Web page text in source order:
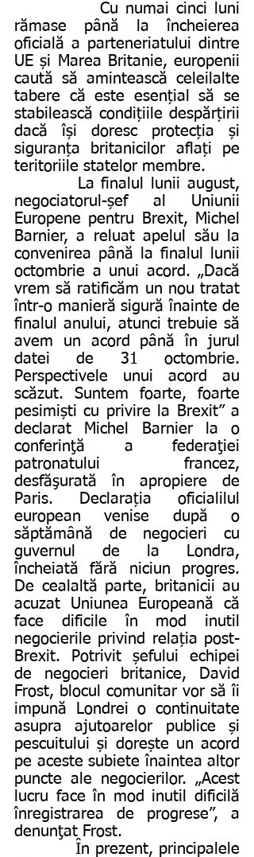
rămase până la încheierea
oficială a parteneriatului dintre
UE și Marea Britanie, europenii
caută să amintească celeilalte
tabere că este esențial să se
stabilească condițiile despărțirii
dacă își doresc protecția și
siguranța britanicilor aflați pe
teritoriile statelor membre.
negociatorul-șef al Uniunii
Europene pentru Brexit, Michel
Barnier, a reluat apelul său la
convenirea până la finalul lunii
octombrie a unui acord. „Dacă
vrem să ratificăm un nou tratat
într-o manieră sigură înainte de
finalul anului, atunci trebuie să
avem un acord până în jurul
datei de 31 octombrie.
Perspectivele unui acord au
scăzut. Suntem foarte, foarte
pesimiști cu privire la Brexit” a
declarat Michel Barnier la o
conferinţă a federaţiei
patronatului francez,
desfăşurată în apropiere de
Paris. Declarația oficialilul
european venise după o
săptămână de negocieri cu
guvernul de la Londra,
încheiată fără niciun progres.
De cealaltă parte, britanicii au
acuzat Uniunea Europeană că
face dificile în mod inutil
negocierile privind relația post-
Brexit. Potrivit șefului echipei
de negocieri britanice, David
Frost, blocul comunitar vor să îi
impună Londrei o continuitate
asupra ajutoarelor publice și
pescuitului și dorește un acord
pe aceste subiete înaintea altor
puncte ale negocierilor. „Acest
lucru face în mod inutil dificilă
înregistrarea de progrese”, a
denunţat Frost.